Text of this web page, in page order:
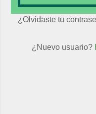
¿Olvidaste tu
¿Nuevo usuario?